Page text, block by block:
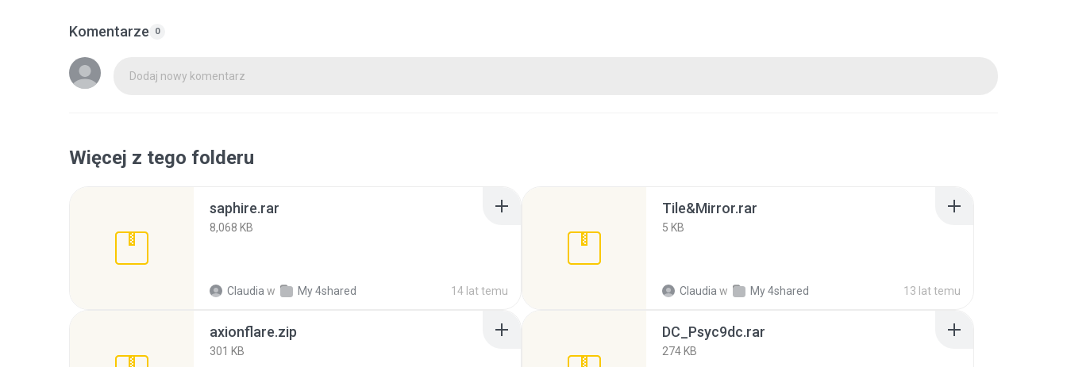
Komentarze 0
Dodaj nowy komentarz
Więcej z tego folderu
saphire.rar
8,068 KB
Claudia w My 4shared 14 lat temu
Tile&Mirror.rar
5 KB
Claudia w My 4shared 13 lat temu
axionflare.zip
301 KB
DC_Psyc9dc.rar
274 KB